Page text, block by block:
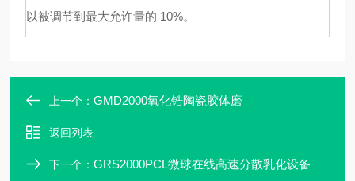
以被调节到最大允许量的 10%。
上一个： GMD2000氧化锆陶瓷胶体磨
返回列表
下一个： GRS2000PCL微球在线高速分散乳化设备